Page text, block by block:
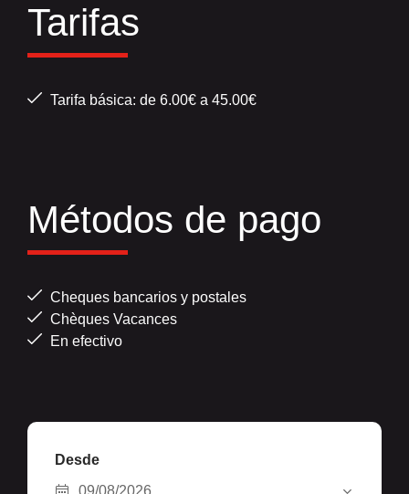
Tarifas
Tarifa básica: de 6.00€ a 45.00€
Métodos de pago
Cheques bancarios y postales
Chèques Vacances
En efectivo
Desde